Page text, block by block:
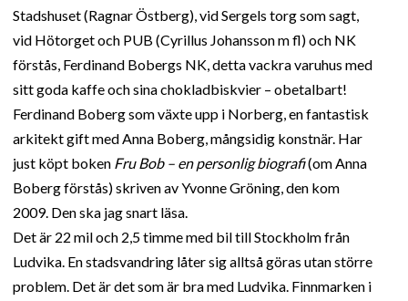
Stadshuset (Ragnar Östberg), vid Sergels torg som sagt,
vid Hötorget och PUB (Cyrillus Johansson m fl) och NK
förstås, Ferdinand Bobergs NK, detta vackra varuhus med
sitt goda kaffe och sina chokladbiskvier – obetalbart!
Ferdinand Boberg som växte upp i Norberg, en fantastisk
arkitekt gift med Anna Boberg, mångsidig konstnär. Har
just köpt boken Fru Bob – en personlig biografi(om Anna
Boberg förstås) skriven av Yvonne Gröning, den kom
2009. Den ska jag snart läsa.
Det är 22 mil och 2,5 timme med bil till Stockholm från
Ludvika. En stadsvandring låter sig alltså göras utan större
problem. Det är det som är bra med Ludvika. Finnmarken i